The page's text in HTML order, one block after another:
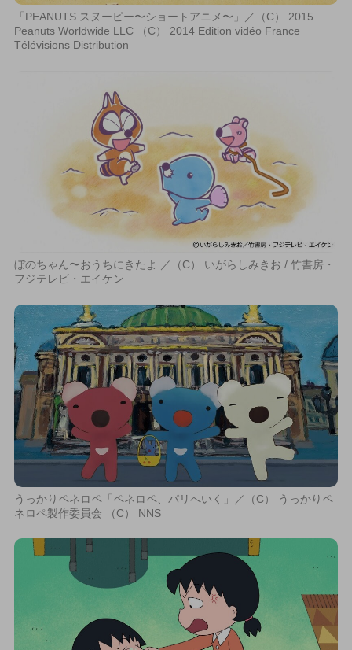
「PEANUTS スヌーピー〜ショートアニメ〜」／（C） 2015
Peanuts Worldwide LLC （C） 2014 Edition vidéo France
Télévisions Distribution
ぼのちゃん〜おうちにきたよ ／（C） いがらしみきお / 竹書房・
フジテレビ・エイケン
うっかりペネロペ「ペネロペ、パリへいく」／（C） うっかりペ
ネロペ製作委員会 （C） NNS